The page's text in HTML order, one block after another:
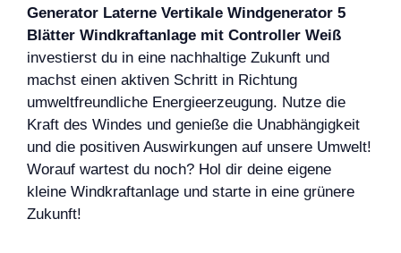
Generator Laterne Vertikale Windgenerator 5
Blätter Windkraftanlage mit Controller Weiß
investierst du in eine nachhaltige Zukunft und
machst einen aktiven Schritt in Richtung
umweltfreundliche Energieerzeugung. Nutze die
Kraft des Windes und genieße die Unabhängigkeit
und die positiven Auswirkungen auf unsere Umwelt!
Worauf wartest du noch? Hol dir deine eigene
kleine Windkraftanlage und starte in eine grünere
Zukunft!